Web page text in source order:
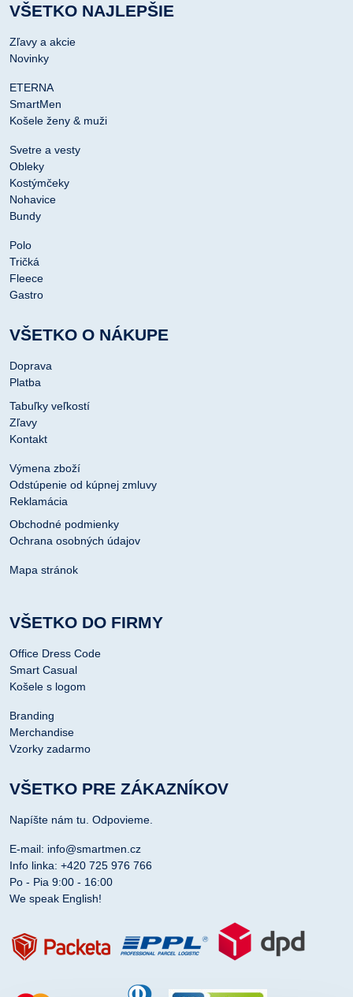
VŠETKO NAJLEPŠIE
Zľavy a akcie
Novinky
ETERNA
SmartMen
Košele ženy & muži
Svetre a vesty
Obleky
Kostýmčeky
Nohavice
Bundy
Polo
Tričká
Fleece
Gastro
VŠETKO O NÁKUPE
Doprava
Platba
Tabuľky veľkostí
Zľavy
Kontakt
Výmena zboží
Odstúpenie od kúpnej zmluvy
Reklamácia
Obchodné podmienky
Ochrana osobných údajov
Mapa stránok
VŠETKO DO FIRMY
Office Dress Code
Smart Casual
Košele s logom
Branding
Merchandise
Vzorky zadarmo
VŠETKO PRE ZÁKAZNÍKOV
Napíšte nám tu. Odpovieme.
E-mail: info@smartmen.cz
Info linka: +420 725 976 766
Po - Pia 9:00 - 16:00
We speak English!